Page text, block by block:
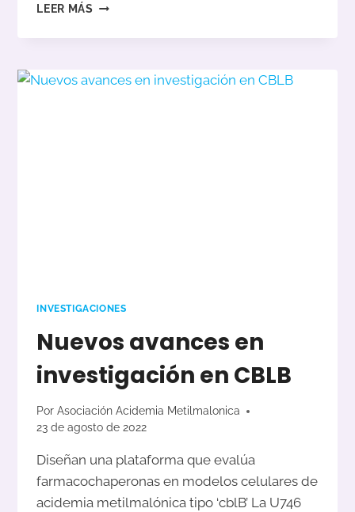
LEER MÁS NOVEDADES
LOGICBIO
INVESTIGACIÓN
INVESTIGACIONES
Nuevos avances en
investigación en CBLB
Por Asociación Acidemia Metilmalonica
23 de agosto de 2022
Diseñan una plataforma que evalúa
farmacochaperonas en modelos celulares de
acidemia metilmalónica tipo ‘cblB’ La U746